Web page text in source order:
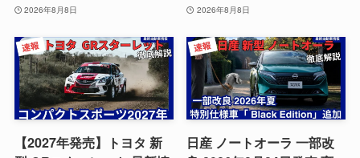
2026年8月8日 2026年8月8日
【2027年発売】トヨタ 新
日産 ノートオーラ 一部改